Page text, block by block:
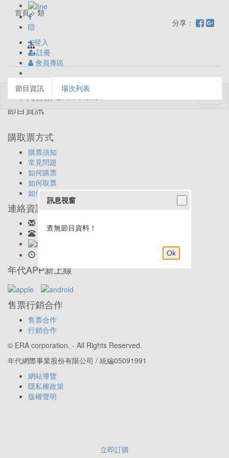
登入
註冊
會員專區
首頁 > 類
分享：
立即訂購
節目資訊 場次列表
節目資訊
購取票方式
購票須知
常見問題
如何購票
如何取票
如何退票
連絡資訊
客服信箱: ticket@eracom.com.tw
客服專線: 02-23419898
年代APP新上線
售票行銷合作
售票合作
行銷合作
© ERA corporation. - All Rights Reserved.
年代網際事業股份有限公司 / 統編05091991
網站導覽
隱私權政策
版權聲明
訊息視窗
查無節目資料！
Ok